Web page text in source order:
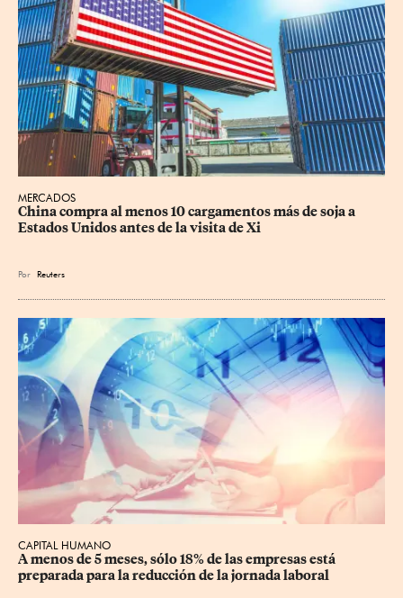
MERCADOS
China compra al menos 10 cargamentos más de soja a
Estados Unidos antes de la visita de Xi
Por Reuters
CAPITAL HUMANO
A menos de 5 meses, sólo 18% de las empresas está
preparada para la reducción de la jornada laboral